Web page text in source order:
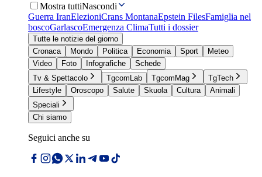
Mostra tuttiNascondi
Guerra IranElezioniCrans MontanaEpstein FilesFamiglia nel
boscoGarlascoEmergenza ClimaTutti i dossier
Tutte le notizie del giorno
Cronaca
Mondo Politica Economia Sport
Meteo
Video
Foto Infografiche
Schede
Tv & Spettacolo
TgcomLab TgcomMag
TgTech
Lifestyle
Oroscopo Salute Skuola Cultura
Animali
Speciali
Chi siamo
Seguici anche su